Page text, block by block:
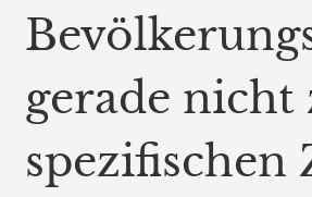
gerade nicht